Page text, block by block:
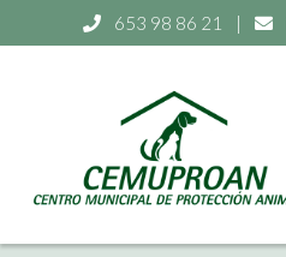
653 98 86 21 |